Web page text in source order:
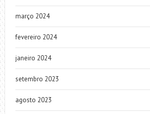
março 2024
fevereiro 2024
janeiro 2024
setembro 2023
agosto 2023